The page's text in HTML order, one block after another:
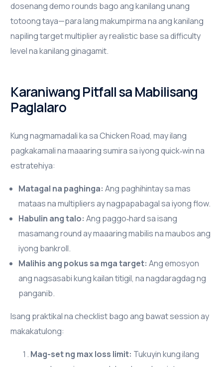
dosenang demo rounds bago ang kanilang unang
totoong taya—para lang makumpirma na ang kanilang
napiling target multiplier ay realistic base sa difficulty
level na kanilang ginagamit.
Karaniwang Pitfall sa Mabilisang
Paglalaro
Kung nagmamadali ka sa Chicken Road, may ilang
pagkakamali na maaaring sumira sa iyong quick‑win na
estratehiya:
Matagal na paghinga: Ang paghihintay sa mas
mataas na multipliers ay nagpapabagal sa iyong flow.
Habulin ang talo: Ang paggo‑hard sa isang
masamang round ay maaaring mabilis na maubos ang
iyong bankroll.
Malihis ang pokus sa mga target: Ang emosyon
ang nagsasabi kung kailan titigil, na nagdaragdag ng
panganib.
Isang praktikal na checklist bago ang bawat session ay
makakatulong:
Mag-set ng max loss limit: Tukuyin kung ilang